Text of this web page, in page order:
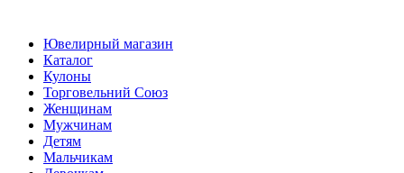
Ювелирный магазин
Каталог
Кулоны
Торговельний Союз
Женщинам
Мужчинам
Детям
Мальчикам